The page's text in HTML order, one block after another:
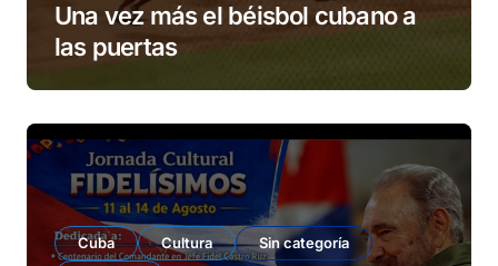
Una vez más el béisbol cubano a
las puertas
Cuba Cultura
Sin categoría